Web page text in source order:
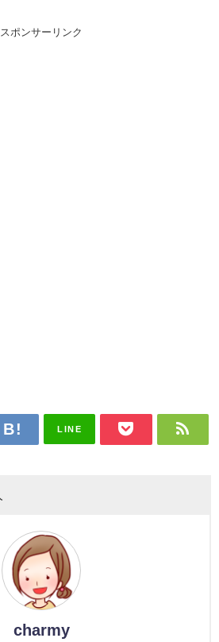
スポンサーリンク
LINE
charmy